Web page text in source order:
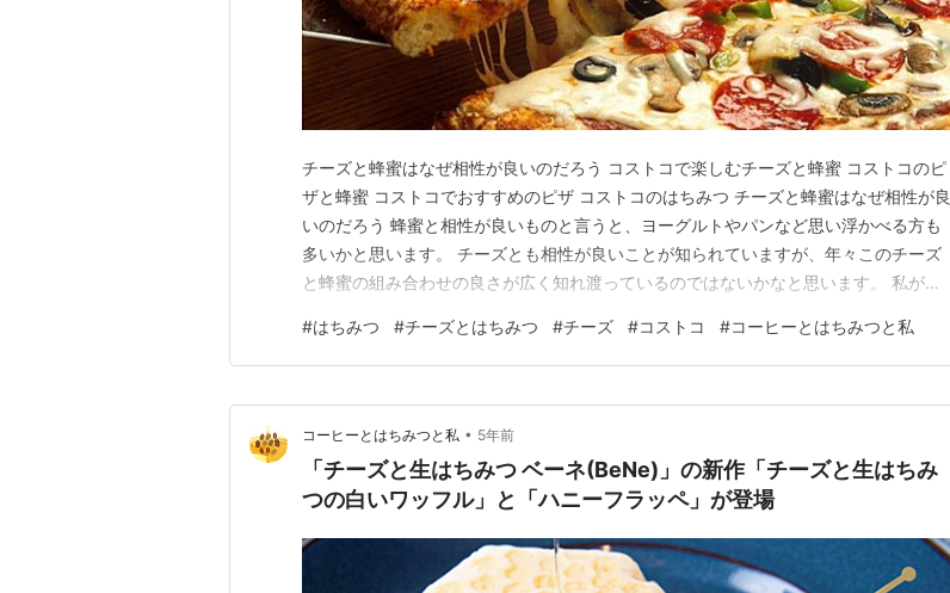
チーズと蜂蜜はなぜ相性が良いのだろう コストコで楽しむチーズと蜂蜜 コストコのピ
ザと蜂蜜 コストコでおすすめのピザ コストコのはちみつ チーズと蜂蜜はなぜ相性が良
いのだろう 蜂蜜と相性が良いものと言うと、ヨーグルトやパンなど思い浮かべる方も
多いかと思います。 チーズとも相性が良いことが知られていますが、年々このチーズ
と蜂蜜の組み合わせの良さが広く知れ渡っているのではないかなと思います。 私が住
蜂蜜は相性が良いのでしょうか？ 双方の異なる味わいと風味が絶妙に調和するからで
はと思います。 チーズの濃厚で塩味のある風味が、…
#はちみつ #チーズとはちみつ #チーズ #コストコ #コーヒーとはちみつと私
コーヒーとはちみつと私 • 5年前
「チーズと生はちみつ ベーネ(BeNe)」の新作「チーズと生はちみ
つの白いワッフル」と「ハニーフラッペ」が登場